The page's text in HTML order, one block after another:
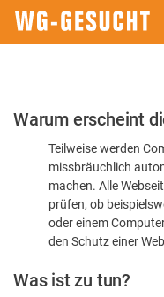
Bitte
dass
sind
Warum erscheint
Teilweise werden
missbräuchlich
machen. Alle
prüfen, ob
oder einem
den Schutz einer
Was ist zu tun?